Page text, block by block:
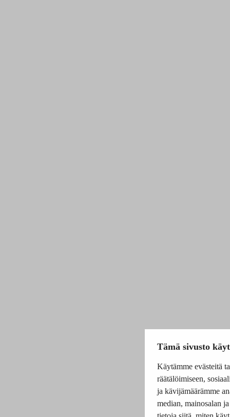
Tämä sivusto
Käytämme evästeitä
räätälöimiseen,
ja kävijämäärämme
median, mainosalan